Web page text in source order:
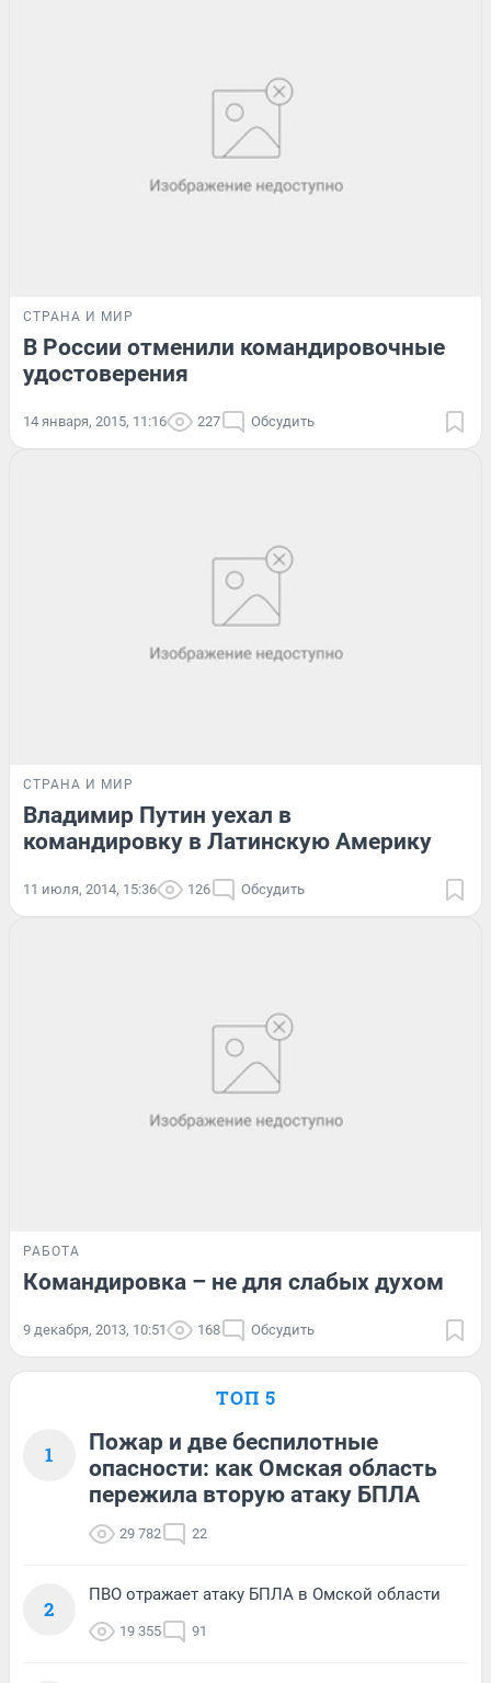
СТРАНА И МИР
В России отменили командировочные
удостоверения
14 января, 2015, 11:16 227 Обсудить
СТРАНА И МИР
Владимир Путин уехал в
командировку в Латинскую Америку
11 июля, 2014, 15:36 126 Обсудить
РАБОТА
Командировка – не для слабых духом
9 декабря, 2013, 10:51 168 Обсудить
ТОП 5
1
Пожар и две беспилотные
опасности: как Омская область
пережила вторую атаку БПЛА
29 782 22
2
ПВО отражает атаку БПЛА в Омской области
19 355 91